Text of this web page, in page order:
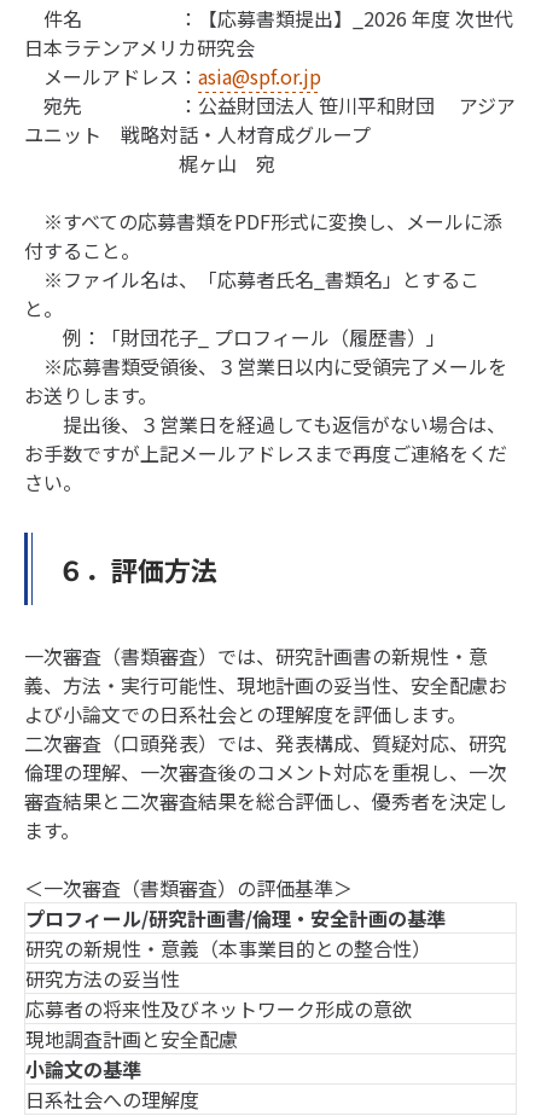
件名 ：【応募書類提出】_2026 年度 次世代
日本ラテンアメリカ研究会
メールアドレス： asia@spf.or.jp
宛先 ：公益財団法人 笹川平和財団 アジア
ユニット 戦略対話・人材育成グループ
梶ヶ山 宛
※すべての応募書類をPDF形式に変換し、メールに添
付すること。
※ファイル名は、「応募者氏名_書類名」とするこ
と。
例：「財団花子_ プロフィール（履歴書）」
※応募書類受領後、３営業日以内に受領完了メールを
お送りします。
提出後、３営業日を経過しても返信がない場合は、
お手数ですが上記メールアドレスまで再度ご連絡をくだ
さい。
６．評価方法
一次審査（書類審査）では、研究計画書の新規性・意
義、方法・実行可能性、現地計画の妥当性、安全配慮お
よび小論文での日系社会との理解度を評価します。
二次審査（口頭発表）では、発表構成、質疑対応、研究
倫理の理解、一次審査後のコメント対応を重視し、一次
審査結果と二次審査結果を総合評価し、優秀者を決定し
ます。
＜一次審査（書類審査）の評価基準＞
プロフィール/研究計画書/倫理・安全計画の基準
研究の新規性・意義（本事業目的との整合性）
研究方法の妥当性
応募者の将来性及びネットワーク形成の意欲
現地調査計画と安全配慮
小論文の基準
日系社会への理解度